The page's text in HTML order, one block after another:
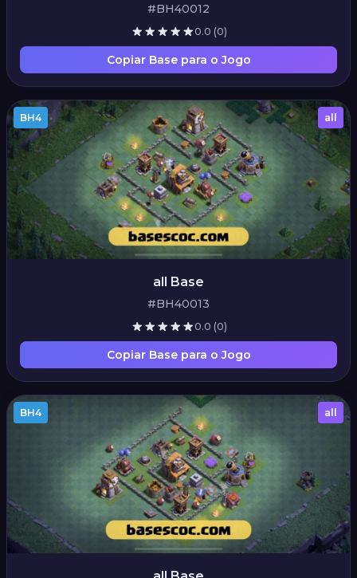
#BH40012
0.0 (0)
Copiar Base para o Jogo
BH4 all
all Base
#BH40013
0.0 (0)
Copiar Base para o Jogo
BH4 all